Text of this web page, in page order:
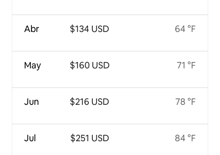
Abr
May
Jun
Jul
$134 USD
$160 USD
$216 USD
$251 USD
64 °F
71 °F
78 °F
84 °F